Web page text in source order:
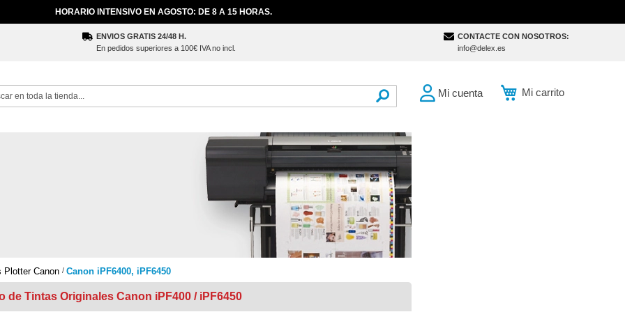
HORARIO INTENSIVO EN AGOSTO: DE 8 A 15 HORAS.
ENVIOS GRATIS 24/48 H.
En pedidos superiores a 100€ IVA no incl.
CONTACTE CON NOSOTROS:
info@delex.es
Mi carrito
Mi cuenta
Plotter Canon Canon iPF6400, iPF6450
de Tintas Originales Canon iPF400 / iPF6450